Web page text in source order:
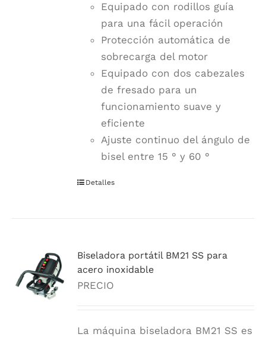
Equipado con rodillos guía
para una fácil operación
Protección automática de
sobrecarga del motor
Equipado con dos cabezales
de fresado para un
funcionamiento suave y
eficiente
Ajuste continuo del ángulo de
bisel entre 15 ° y 60 °
Detalles
Biseladora portátil BM21 SS para
acero inoxidable
PRECIO
La máquina biseladora BM21 SS es